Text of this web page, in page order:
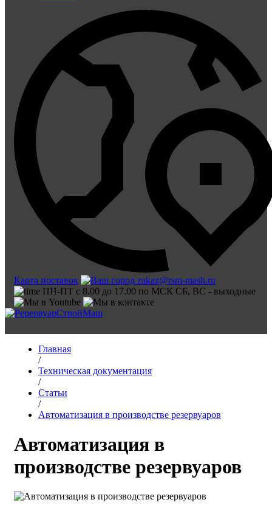
Карта поставок
zakaz@rsm-mash.ru
ПН-ПТ с 8.00 до 17.00 по МСК СБ, ВС - выходные
Главная
/
Техническая документация
/
Статьи
/
Автоматизация в производстве резервуаров
Автоматизация в
производстве резервуаров